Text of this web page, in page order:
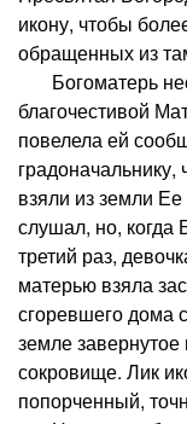
икону, чтобы
обращенных из
Богоматерь
благочестивой
повелела ей
взяли из земли
слушал, но, когда
третий раз,
матерью взяла
сгоревшего дома
земле
сокровище. Лик
попорченный,